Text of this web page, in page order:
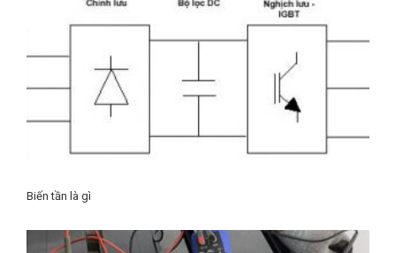
Biến tần là gì